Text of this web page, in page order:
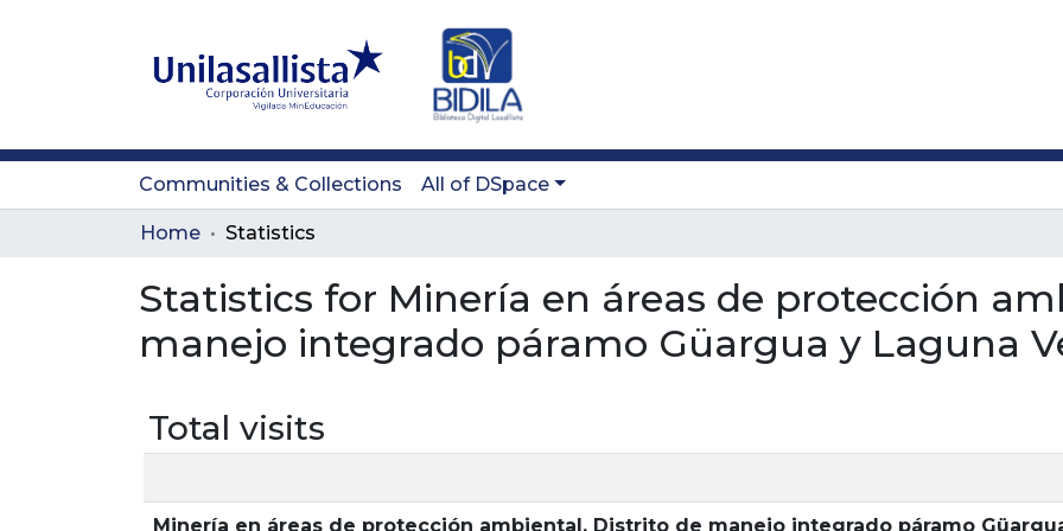
Communities & Collections All of DSpace
Home Statistics
Statistics for Minería en áreas de protección
manejo integrado páramo Güargua y Laguna
Total visits
Minería en áreas de protección ambiental. Distrito de manejo integrado páramo